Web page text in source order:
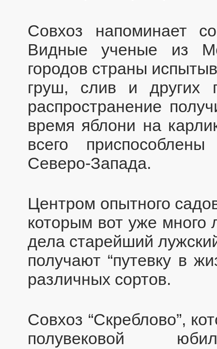
Совхоз напоминает
Видные ученые из
городов страны
груш, слив и других
распространение
время яблони на
всего
Северо-Запада.
Центром опытного
которым вот уже много
дела старейший
получают “путевку в
различных сортов.
Совхоз “Скреблово”,
полувековой